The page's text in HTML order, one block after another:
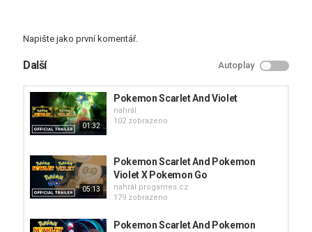
Napište jako první komentář.
Další Autoplay
01:32
Pokemon Scarlet And Violet
nahrál
102 zobrazeno
05:13
Pokemon Scarlet And Pokemon
Violet X Pokemon Go
nahrál progames.cz
179 zobrazeno
Pokemon Scarlet And Pokemon